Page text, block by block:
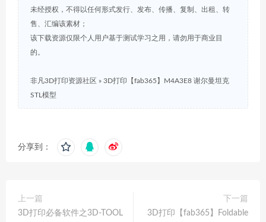
未经授权，不得以任何形式发行、发布、传播、复制、出租、转
售、汇编该素材；
该下载资源仅限个人用户基于测试学习之用，请勿用于商业目
的。
非凡3D打印资源社区 » 3D打印【fab365】M4A3E8 谢尔曼坦克
STL模型
分享到：
上一篇
3D打印必备软件之3D-TOOL
下一篇
3D打印【fab365】Foldable